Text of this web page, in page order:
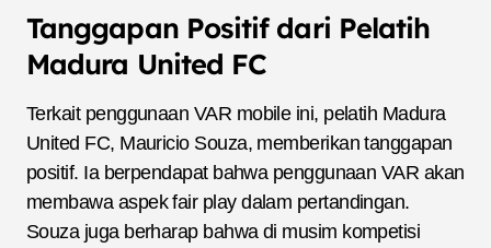
Tanggapan Positif dari Pelatih
Madura United FC
Terkait penggunaan VAR mobile ini, pelatih Madura
United FC, Mauricio Souza, memberikan tanggapan
positif. Ia berpendapat bahwa penggunaan VAR akan
membawa aspek fair play dalam pertandingan.
Souza juga berharap bahwa di musim kompetisi